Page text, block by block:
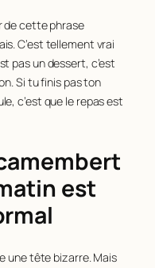
de cette phrase
C’est tellement vrai
pas un dessert, c’est
Si tu finis pas ton
c’est que le repas est
est
une tête bizarre. Mais